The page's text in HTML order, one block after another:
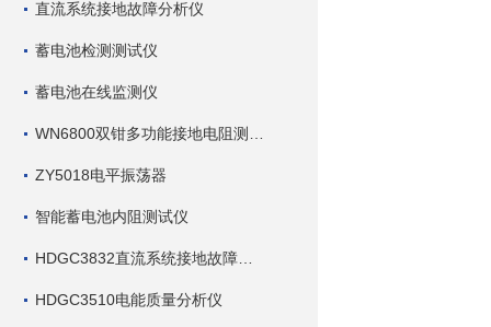
直流系统接地故障分析仪
蓄电池检测测试仪
蓄电池在线监测仪
ZY5018电平振荡器
智能蓄电池内阻测试仪
HDGC3510电能质量分析仪